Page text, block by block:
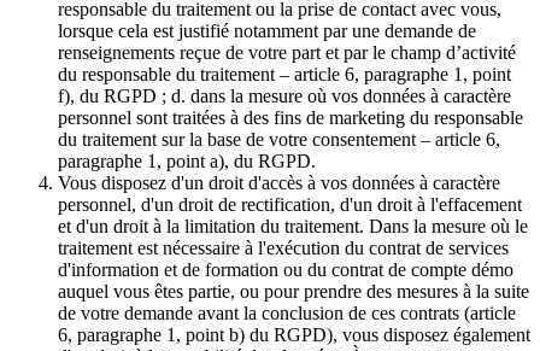
responsable du traitement ou la prise de contact avec vous,
lorsque cela est justifié notamment par une demande de
renseignements reçue de votre part et par le champ d’activité
du responsable du traitement – article 6, paragraphe 1, point
f), du RGPD ; d. dans la mesure où vos données à caractère
personnel sont traitées à des fins de marketing du responsable
du traitement sur la base de votre consentement – article 6,
paragraphe 1, point a), du RGPD.
Vous disposez d'un droit d'accès à vos données à caractère
personnel, d'un droit de rectification, d'un droit à l'effacement
et d'un droit à la limitation du traitement. Dans la mesure où le
traitement est nécessaire à l'exécution du contrat de services
d'information et de formation ou du contrat de compte démo
auquel vous êtes partie, ou pour prendre des mesures à la suite
de votre demande avant la conclusion de ces contrats (article
6, paragraphe 1, point b) du RGPD), vous disposez également